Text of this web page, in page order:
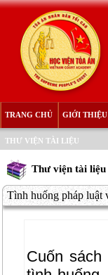
TRANG CHỦ GIỚI THIỆU
THƯ VIỆN TÀI LIỆU
Thư viện tài liệu
Tình huống pháp luật
Cuốn